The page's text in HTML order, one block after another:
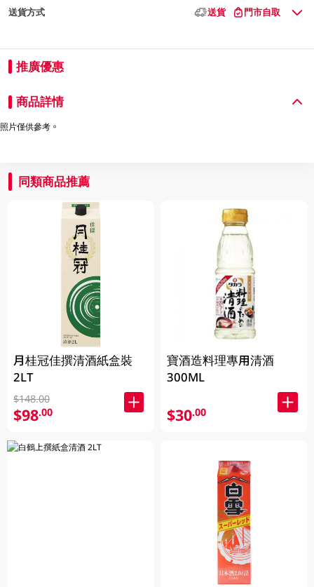
送貨方式 送貨 門市自取
推廣優惠
商品詳情
照片僅供參考。
同類商品推薦
月桂冠佳撰清酒紙盒裝
2LT
$148.00
$98.00
寶酒造料理專用清酒
300ML
$30.00